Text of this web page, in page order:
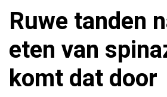
Ruwe tanden
eten van
komt dat door